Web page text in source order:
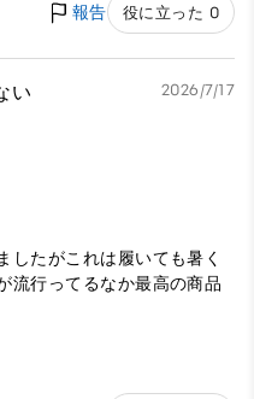
報告 役に立った 0
い 2026/7/17
したがこれは履いても暑く
流行ってるなか最高の商品